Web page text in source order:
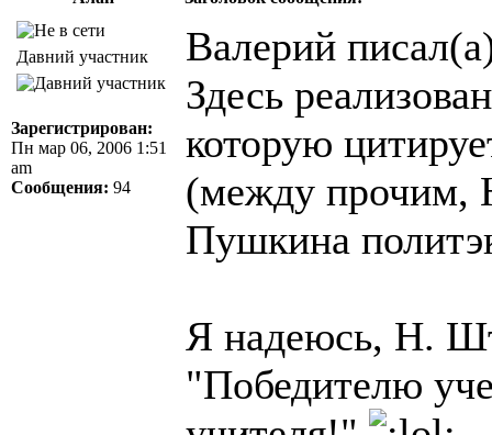
Давний участник
Зарегистрирован:
Пн мар 06, 2006 1:51
am
Сообщения: 94
Валерий
Здесь
которую
(между
Пушкина
Я надеюсь, H.
"Победителю